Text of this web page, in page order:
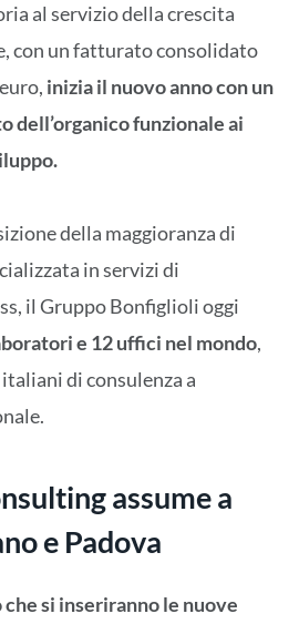
al servizio della crescita
con un fatturato consolidato
inizia il nuovo anno con un
dell’organico funzionale ai
della maggioranza di
in servizi di
il Gruppo Bonfiglioli oggi
e 12 uffici nel mondo,
di consulenza a
assume a
e Padova
si inseriranno le nuove